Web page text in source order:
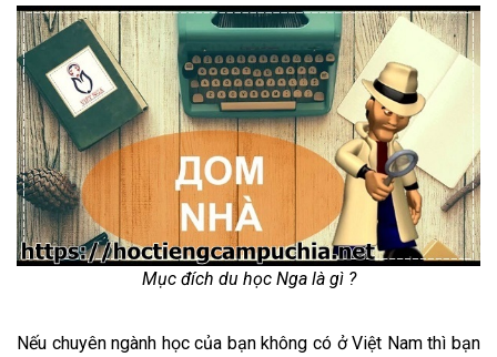
Mục đích du học Nga là gì ?
Nếu chuyên ngành học của bạn không có ở Việt Nam thì bạn